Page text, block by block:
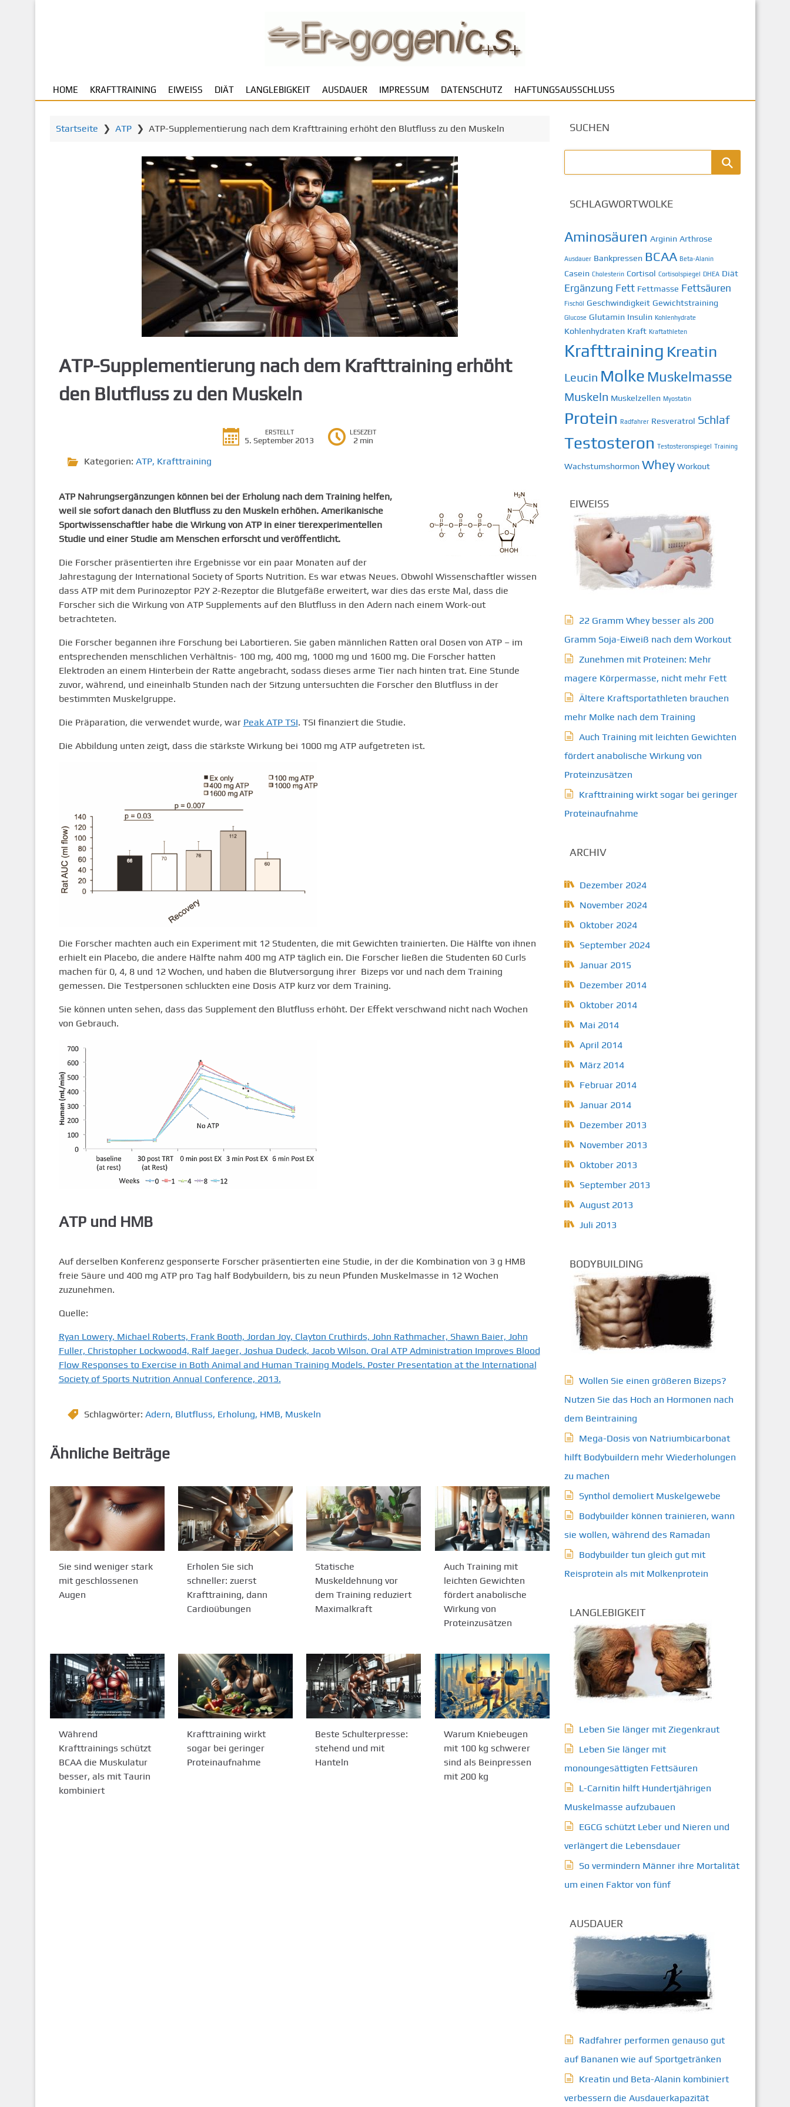
t
HOME KRAFTTRAINING EIWEISS DIÄT LANGLEBIGKEIT AUSDAUER IMPRESSUM DATENSCHUTZ HAFTUNGSAUSSCHLUSS
Startseite ❯ ATP❯ ATP-Supplementierung nach dem Krafttraining erhöht den Blutfluss zu den Muskeln
ATP-Supplementierung nach dem Krafttraining erhöht
den Blutfluss zu den Muskeln
ERSTELLT
5. September 2013
LESEZEIT
2 min
Kategorien: ATP, Krafttraining
ATP Nahrungsergänzungen können bei der Erholung nach dem Training helfen,
weil sie sofort danach den Blutfluss zu den Muskeln erhöhen. Amerikanische
Sportwissenschaftler habe die Wirkung von ATP in einer tierexperimentellen
Studie und einer Studie am Menschen erforscht und veröffentlicht.
Die Forscher präsentierten ihre Ergebnisse vor ein paar Monaten auf der
Jahrestagung der International Society of Sports Nutrition. Es war etwas Neues. Obwohl Wissenschaftler wissen
dass ATP mit dem Purinozeptor P2Y 2-Rezeptor die Blutgefäße erweitert, war dies das erste Mal, dass die
Forscher sich die Wirkung von ATP Supplements auf den Blutfluss in den Adern nach einem Work-out
betrachteten.
Die Forscher begannen ihre Forschung bei Labortieren. Sie gaben männlichen Ratten oral Dosen von ATP – im
entsprechenden menschlichen Verhältnis- 100 mg, 400 mg, 1000 mg und 1600 mg. Die Forscher hatten
Elektroden an einem Hinterbein der Ratte angebracht, sodass dieses arme Tier nach hinten trat. Eine Stunde
zuvor, während, und eineinhalb Stunden nach der Sitzung untersuchten die Forscher den Blutfluss in der
bestimmten Muskelgruppe.
Die Präparation, die verwendet wurde, war Peak ATP TSI. TSI finanziert die Studie.
Die Abbildung unten zeigt, dass die stärkste Wirkung bei 1000 mg ATP aufgetreten ist.
Die Forscher machten auch ein Experiment mit 12 Studenten, die mit Gewichten trainierten. Die Hälfte von ihnen
erhielt ein Placebo, die andere Hälfte nahm 400 mg ATP täglich ein. Die Forscher ließen die Studenten 60 Curls
machen für 0, 4, 8 und 12 Wochen, und haben die Blutversorgung ihrer Bizeps vor und nach dem Training
gemessen. Die Testpersonen schluckten eine Dosis ATP kurz vor dem Training.
Sie können unten sehen, dass das Supplement den Blutfluss erhöht. Der Effekt verschwand nicht nach Wochen
von Gebrauch.
ATP und HMB
Auf derselben Konferenz gesponserte Forscher präsentierten eine Studie, in der die Kombination von 3 g HMB
freie Säure und 400 mg ATP pro Tag half Bodybuildern, bis zu neun Pfunden Muskelmasse in 12 Wochen
zuzunehmen.
Quelle:
Ryan Lowery, Michael Roberts, Frank Booth, Jordan Joy, Clayton Cruthirds, John Rathmacher, Shawn Baier, John
Fuller, Christopher Lockwood4, Ralf Jaeger, Joshua Dudeck, Jacob Wilson. Oral ATP Administration Improves Blood
Flow Responses to Exercise in Both Animal and Human Training Models. Poster Presentation at the International
Society of Sports Nutrition Annual Conference, 2013.
Schlagwörter: Adern, Blutfluss, Erholung, HMB, Muskeln
Ähnliche Beiträge
Sie sind weniger stark
mit geschlossenen
Augen
Erholen Sie sich
schneller: zuerst
Krafttraining, dann
Cardioübungen
Statische
Muskeldehnung vor
dem Training reduziert
Maximalkraft
Auch Training mit
leichten Gewichten
fördert anabolische
Wirkung von
Proteinzusätzen
Während
Krafttrainings schützt
BCAA die Muskulatur
besser, als mit Taurin
kombiniert
Krafttraining wirkt
sogar bei geringer
Proteinaufnahme
Beste Schulterpresse:
stehend und mit
Hanteln
Warum Kniebeugen
mit 100 kg schwerer
sind als Beinpressen
mit 200 kg
SUCHEN
SCHLAGWORTWOLKE
Aminosäuren Arginin Arthrose
Ausdauer Bankpressen BCAA Beta-Alanin
Casein Cholesterin Cortisol Cortisolspiegel DHEA Diät
Ergänzung Fett Fettmasse Fettsäuren
Fischöl Geschwindigkeit Gewichtstraining
Glucose Glutamin Insulin Kohlenhydrate
Kohlenhydraten Kraft Kraftathleten
Krafttraining Kreatin
Leucin Molke Muskelmasse
Muskeln Muskelzellen Myostatin
Protein Radfahrer Resveratrol Schlaf
Testosteron Testosteronspiegel Training
Wachstumshormon Whey Workout
EIWEISS
22 Gramm Whey besser als 200
Gramm Soja-Eiweiß nach dem Workout
Zunehmen mit Proteinen: Mehr
magere Körpermasse, nicht mehr Fett
Ältere Kraftsportathleten brauchen
mehr Molke nach dem Training
Auch Training mit leichten Gewichten
fördert anabolische Wirkung von
Proteinzusätzen
Krafttraining wirkt sogar bei geringer
Proteinaufnahme
ARCHIV
Dezember 2024
November 2024
Oktober 2024
September 2024
Januar 2015
Dezember 2014
Oktober 2014
Mai 2014
April 2014
März 2014
Februar 2014
Januar 2014
Dezember 2013
November 2013
Oktober 2013
September 2013
August 2013
Juli 2013
BODYBUILDING
Wollen Sie einen größeren Bizeps?
Nutzen Sie das Hoch an Hormonen nach
dem Beintraining
Mega-Dosis von Natriumbicarbonat
hilft Bodybuildern mehr Wiederholungen
zu machen
Synthol demoliert Muskelgewebe
Bodybuilder können trainieren, wann
sie wollen, während des Ramadan
Bodybuilder tun gleich gut mit
Reisprotein als mit Molkenprotein
LANGLEBIGKEIT
Leben Sie länger mit Ziegenkraut
Leben Sie länger mit
monoungesättigten Fettsäuren
L-Carnitin hilft Hundertjährigen
Muskelmasse aufzubauen
EGCG schützt Leber und Nieren und
verlängert die Lebensdauer
So vermindern Männer ihre Mortalität
um einen Faktor von fünf
AUSDAUER
Radfahrer performen genauso gut
auf Bananen wie auf Sportgetränken
Kreatin und Beta-Alanin kombiniert
verbessern die Ausdauerkapazität